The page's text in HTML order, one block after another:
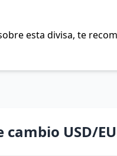
esta divisa, te
USD/